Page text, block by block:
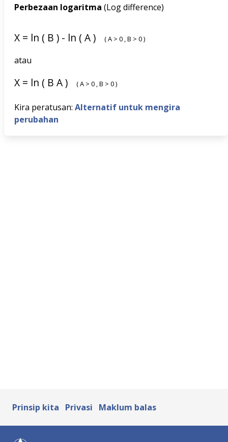
Perbezaan logaritma (Log difference)
X = ln ( B ) - ln ( A) (A > 0 ,B > 0)
atau
X = ln ( B A) (A > 0 ,B > 0)
Kira peratusan: Alternatif untuk mengira
perubahan
Prinsip kita Privasi Maklum balas